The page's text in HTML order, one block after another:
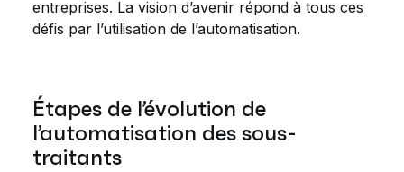
entreprises. La vision d’avenir répond à tous ces
défis par l’utilisation de l’automatisation.
Étapes de l’évolution de
l’automatisation des sous-
traitants